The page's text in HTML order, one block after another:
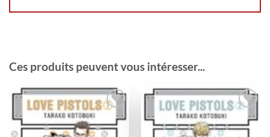
Ces produits peuvent vous intéresser...
Ajouter
à la
wishlist
Ajouter
à la
wishlist